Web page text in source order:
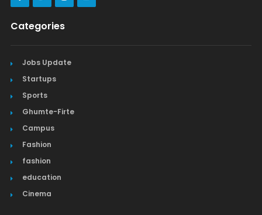
Categories
Jobs Update
Startups
Sports
Ghumte-Firte
Campus
Fashion
fashion
education
Cinema